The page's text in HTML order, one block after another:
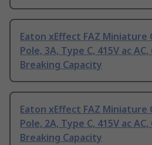
Eaton xEffect FAZ Miniature
Pole, 3A, Type C, 415V ac AC,
Breaking Capacity
Eaton xEffect FAZ Miniature
Pole, 2A, Type C, 415V ac AC,
Breaking Capacity